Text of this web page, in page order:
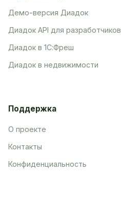
Демо-версия Диадок
Диадок API для разработчиков
Диадок в 1С:Фреш
Диадок в недвижимости
Поддержка
О проекте
Контакты
Конфиденциальность